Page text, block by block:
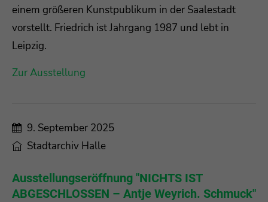
einem größeren Kunstpublikum in der Saalestadt
vorstellt. Friedrich ist Jahrgang 1987 und lebt in
Leipzig.
Zur Ausstellung
9. September 2025
Stadtarchiv Halle
Ausstellungseröffnung "NICHTS IST
ABGESCHLOSSEN – Antje Weyrich. Schmuck"